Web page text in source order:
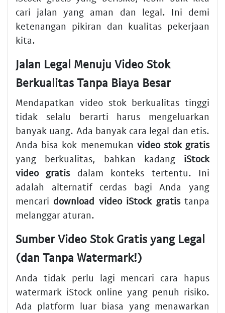
cari jalan yang aman dan legal. Ini demi
ketenangan pikiran dan kualitas pekerjaan
kita.
Jalan Legal Menuju Video Stok
Berkualitas Tanpa Biaya Besar
Mendapatkan video stok berkualitas tinggi
tidak selalu berarti harus mengeluarkan
banyak uang. Ada banyak cara legal dan etis.
Anda bisa kok menemukan video stok gratis
yang berkualitas, bahkan kadang iStock
video gratisdalam konteks tertentu. Ini
adalah alternatif cerdas bagi Anda yang
mencari download video iStock gratistanpa
melanggar aturan.
Sumber Video Stok Gratis yang Legal
(dan Tanpa Watermark!)
Anda tidak perlu lagi mencari cara hapus
watermark iStock online yang penuh risiko.
Ada platform luar biasa yang menawarkan